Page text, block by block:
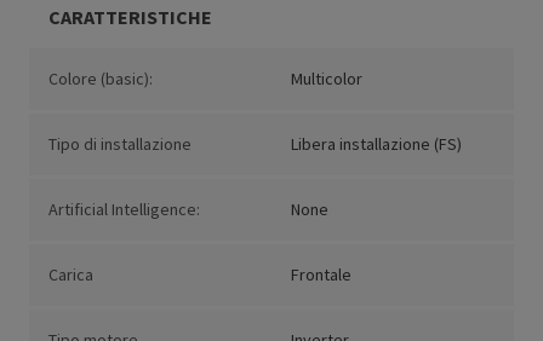
CARATTERISTICHE
Colore (basic): Multicolor
Tipo di installazione Libera installazione (FS)
Artificial Intelligence: None
Carica Frontale